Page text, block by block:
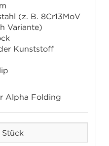
(z. B. 8Cr13MoV
Variante)
Kunststoff
Alpha Folding
Stück